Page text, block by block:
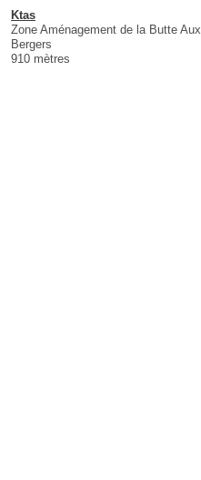
Ktas
Zone Aménagement de la Butte Aux
Bergers
910 mètres